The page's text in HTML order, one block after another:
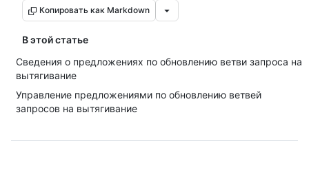
Копировать как Markdown
В этой статье
Сведения о предложениях по обновлению ветви запроса на
вытягивание
Управление предложениями по обновлению ветвей
запросов на вытягивание